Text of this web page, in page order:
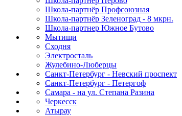
Школа-партнёр Профсоюзная
Школа-партнёр Зеленоград - 8 мкрн.
Школа-партнер Южное Бутово
Мытищи
Сходня
Электросталь
Жулебино-Люберцы
Санкт-Петербург - Невский проспект
Санкт-Петербург - Петергоф
Самара - на ул. Степана Разина
Черкесск
Атырау